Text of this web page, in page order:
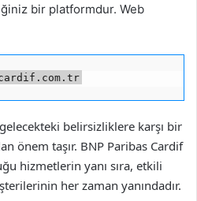
bir platformdur. Web
belirsizliklere karşı bir
önem taşır. BNP Paribas Cardif
hizmetlerin yanı sıra, etkili
her zaman yanındadır.